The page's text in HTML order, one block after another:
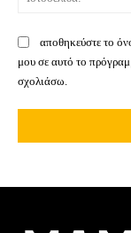
αποθηκεύστε το
μου σε αυτό το
σχολιάσω.